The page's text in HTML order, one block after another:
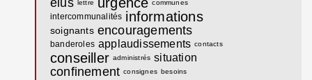
lettre communes
intercommunalités informations
soignants encouragements
banderoles applaudissements contacts
conseiller administrés situation
confinement consignes besoins